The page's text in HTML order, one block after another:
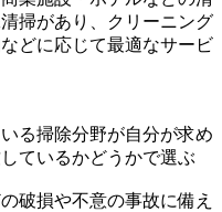
掃があり、クリーニング
どに応じて最適なサービ
る掃除分野が自分が求め
ているかどうかで選ぶ
破損や不意の事故に備え